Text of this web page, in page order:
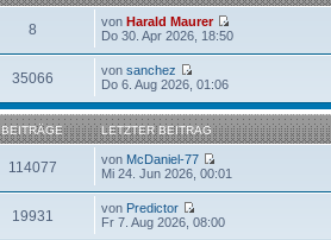
8 vonHarald Maurer
Do 30. Apr 2026, 18:50
35066 vonsanchez
Do 6. Aug 2026, 01:06
BEITRÄGE LETZTER BEITRAG
114077 von McDaniel-77
Mi 24. Jun 2026, 00:01
19931 von Predictor
Fr 7. Aug 2026, 08:00